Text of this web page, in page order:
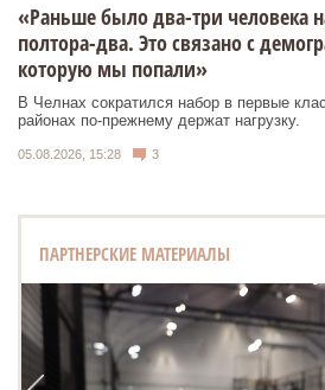
«Раньше было два-три человека
полтора-два. Это связано с
которую мы попали»
В Челнах сократился набор в первые
районах по-прежнему держат нагрузку.
05.08.2026, 15:28 3
ПАРТНЕРСКИЕ МАТЕРИАЛЫ